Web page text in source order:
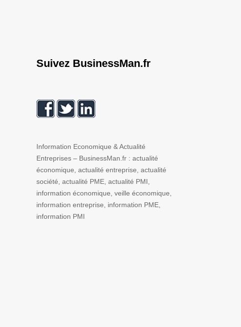
Suivez BusinessMan.fr
Information Economique & Actualité
Entreprises – BusinessMan.fr : actualité
économique, actualité entreprise, actualité
société, actualité PME, actualité PMI,
information économique, veille économique,
information entreprise, information PME,
information PMI